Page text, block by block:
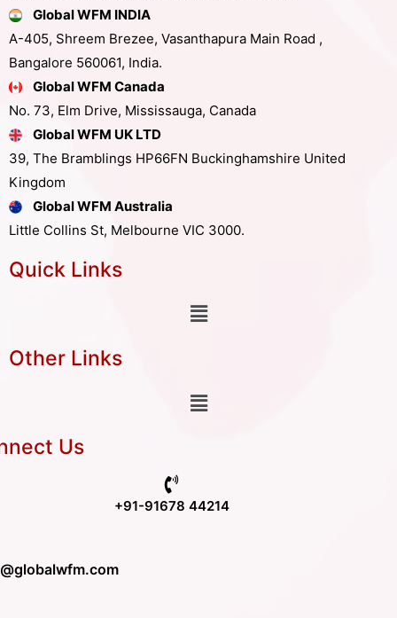
Global WFM INDIA
A-405, Shreem Brezee, Vasanthapura Main Road ,
Bangalore 560061, India.
Global WFM Canada
No. 73, Elm Drive, Mississauga, Canada
Global WFM UK LTD
39, The Bramblings HP66FN Buckinghamshire United
Kingdom
Global WFM Australia
Little Collins St, Melbourne VIC 3000.
Quick Links
Other Links
Us
+91-91678 44214